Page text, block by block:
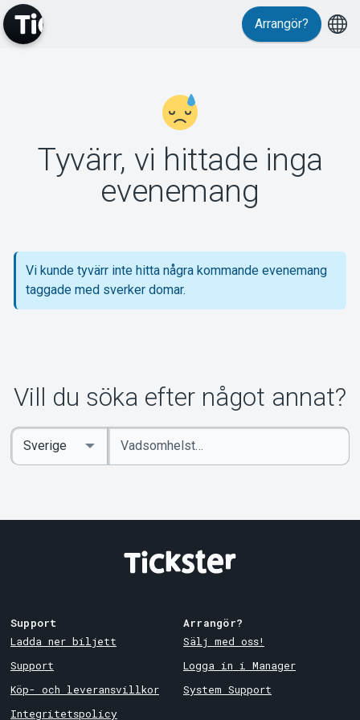
Support
Om Tickster
Arrangör?
Tyvärr, vi hittade inga
evenemang
Vi kunde tyvärr inte hitta några kommande evenemang
taggade med sverker domar.
Vill du söka efter något annat?
Ange
sökord
Select
Country
Support
Ladda ner biljett
Support
Köp- och leveransvillkor
Integritetspolicy
Arrangör?
Sälj med oss!
Logga in i Manager
System Support